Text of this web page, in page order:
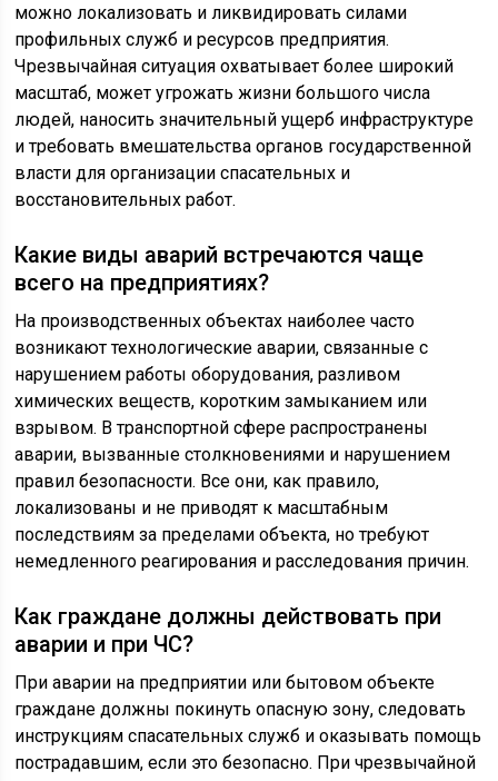
можно локализовать и ликвидировать силами
профильных служб и ресурсов предприятия.
Чрезвычайная ситуация охватывает более широкий
масштаб, может угрожать жизни большого числа
людей, наносить значительный ущерб инфраструктуре
и требовать вмешательства органов государственной
власти для организации спасательных и
восстановительных работ.
Какие виды аварий встречаются чаще
всего на предприятиях?
На производственных объектах наиболее часто
возникают технологические аварии, связанные с
нарушением работы оборудования, разливом
химических веществ, коротким замыканием или
взрывом. В транспортной сфере распространены
аварии, вызванные столкновениями и нарушением
правил безопасности. Все они, как правило,
локализованы и не приводят к масштабным
последствиям за пределами объекта, но требуют
немедленного реагирования и расследования причин.
Как граждане должны действовать при
аварии и при ЧС?
При аварии на предприятии или бытовом объекте
граждане должны покинуть опасную зону, следовать
инструкциям спасательных служб и оказывать помощь
пострадавшим, если это безопасно. При чрезвычайной